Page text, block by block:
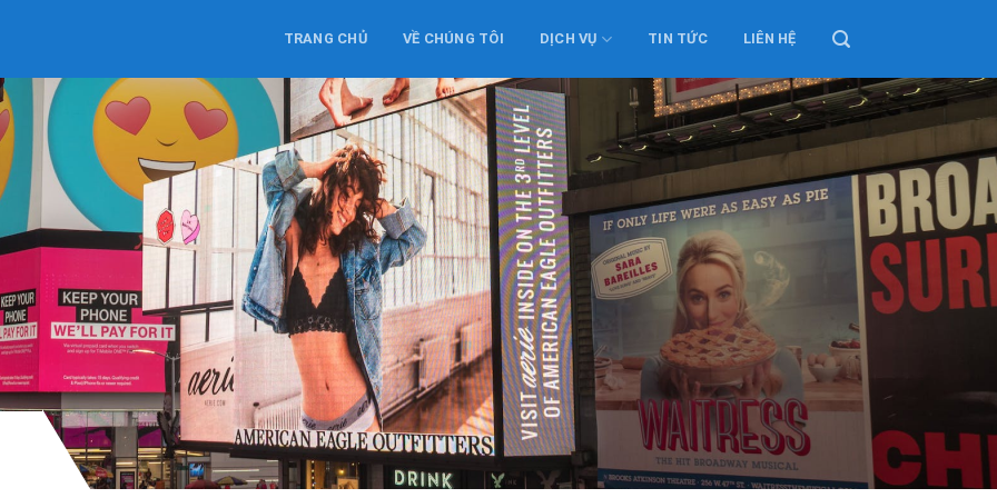
TRANG CHỦ VỀ CHÚNG TÔI DỊCH VỤ TIN TỨC LIÊN HỆ